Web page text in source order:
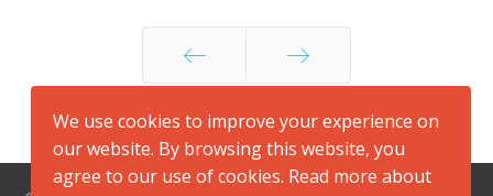
We use cookies to improve your experience on
our website. By browsing this website, you
agree to our use of cookies. Read more about